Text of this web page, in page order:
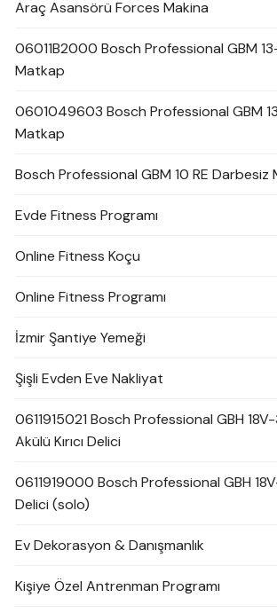
Araç Asansörü Forces Makina
06011B2000 Bosch Professional GBM
Matkap
0601049603 Bosch Professional GBM
Matkap
Bosch Professional GBM 10 RE Darbesiz
Evde Fitness Programı
Online Fitness Koçu
Online Fitness Programı
İzmir Şantiye Yemeği
Şişli Evden Eve Nakliyat
0611915021 Bosch Professional GBH
Akülü Kırıcı Delici
0611919000 Bosch Professional GBH 18V-
Delici (solo)
Ev Dekorasyon & Danışmanlık
Kişiye Özel Antrenman Programı